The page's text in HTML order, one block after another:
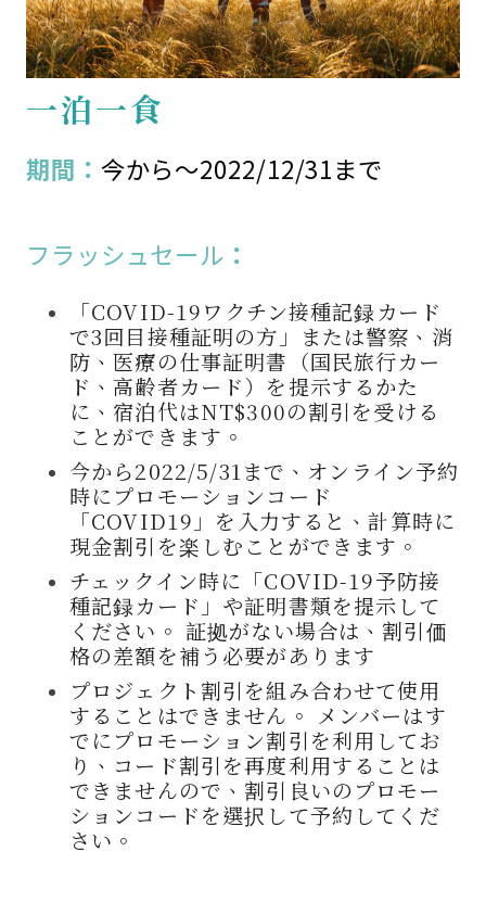
一泊一食
期間： 今から～2022/12/31まで
フラッシュセール ：
「COVID-19ワクチン接種記録カード
で3回目接種証明の方」または警察、消
防、医療の仕事証明書（国民旅行カー
ド、高齢者カード）を提示するかた
に、宿泊代はNT$300の割引を受ける
ことができます。
今から2022/5/31まで、オンライン予約
時にプロモーションコード
「COVID19」を入力すると、計算時に
現金割引を楽しむことができます。
チェックイン時に「COVID-19予防接
種記録カード」や証明書類を提示して
ください。 証拠がない場合は、割引価
格の差額を補う必要があります
プロジェクト割引を組み合わせて使用
することはできません。 メンバーはす
でにプロモーション割引を利用してお
り、コード割引を再度利用することは
できませんので、割引良いのプロモー
ションコードを選択して予約してくだ
さい。